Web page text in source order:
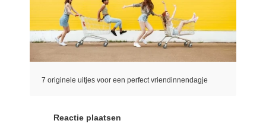
7 originele uitjes voor een perfect vriendinnendagje
Reactie plaatsen